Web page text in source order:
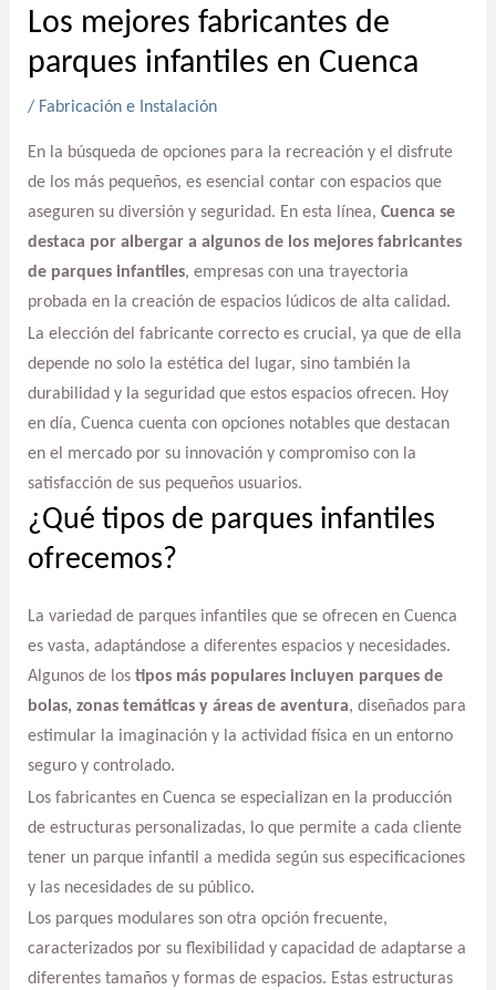
Los mejores fabricantes de
parques infantiles en Cuenca
/ Fabricación e Instalación
En la búsqueda de opciones para la recreación y el disfrute
de los más pequeños, es esencial contar con espacios que
aseguren su diversión y seguridad. En esta línea, Cuenca se
destaca por albergar a algunos de los mejores fabricantes
de parques infantiles, empresas con una trayectoria
probada en la creación de espacios lúdicos de alta calidad.
La elección del fabricante correcto es crucial, ya que de ella
depende no solo la estética del lugar, sino también la
durabilidad y la seguridad que estos espacios ofrecen. Hoy
en día, Cuenca cuenta con opciones notables que destacan
en el mercado por su innovación y compromiso con la
satisfacción de sus pequeños usuarios.
¿Qué tipos de parques infantiles
ofrecemos?
La variedad de parques infantiles que se ofrecen en Cuenca
es vasta, adaptándose a diferentes espacios y necesidades.
Algunos de los tipos más populares incluyen parques de
bolas, zonas temáticas y áreas de aventura, diseñados para
estimular la imaginación y la actividad física en un entorno
seguro y controlado.
Los fabricantes en Cuenca se especializan en la producción
de estructuras personalizadas, lo que permite a cada cliente
tener un parque infantil a medida según sus especificaciones
y las necesidades de su público.
Los parques modulares son otra opción frecuente,
caracterizados por su flexibilidad y capacidad de adaptarse a
diferentes tamaños y formas de espacios. Estas estructuras